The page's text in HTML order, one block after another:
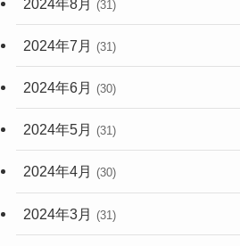
2024年8月 (31)
2024年7月 (31)
2024年6月 (30)
2024年5月 (31)
2024年4月 (30)
2024年3月 (31)